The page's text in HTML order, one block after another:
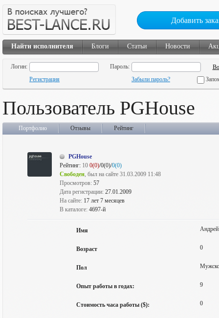
Добавить
Найти исполнителя Блоги Статьи Новости
Логин:
Пароль:
Регистрация
Забыли пароль?
Пользователь PGHouse
Портфолио Отзывы Рейтинг
PGHouse
Рейтинг: 10 0(0)/0(0)/0(0)
Свободен, был на сайте 31.03.2009 11:48
Просмотров: 57
Дата регистрации: 27.01.2009
На сайте: 17 лет 7 месяцев
В каталоге: 4697-й
Имя
Возраст 0
Пол
Опыт работы в годах: 9
Стоимость часа работы ($): 0